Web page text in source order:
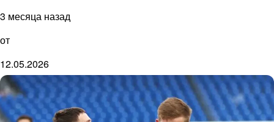
3 месяца назад
от
12.05.2026